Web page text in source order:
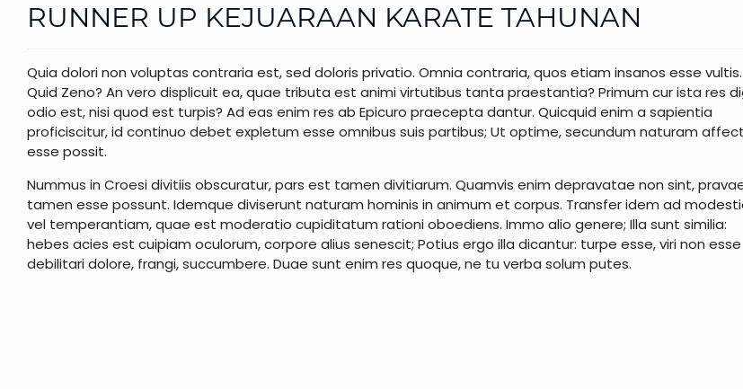
RUNNER UP KEJUARAAN KARATE TAHUNAN
Quia dolori non voluptas contraria est, sed doloris privatio. Omnia contraria, quos etiam insanos esse vultis.
Quid Zeno? An vero displicuit ea, quae tributa est animi virtutibus tanta praestantia? Primum cur ista res
odio est, nisi quod est turpis? Ad eas enim res ab Epicuro praecepta dantur. Quicquid enim a sapientia
proficiscitur, id continuo debet expletum esse omnibus suis partibus; Ut optime, secundum naturam
esse possit.
Nummus in Croesi divitiis obscuratur, pars est tamen divitiarum. Quamvis enim depravatae non sint,
tamen esse possunt. Idemque diviserunt naturam hominis in animum et corpus. Transfer idem ad
vel temperantiam, quae est moderatio cupiditatum rationi oboediens. Immo alio genere; Illa sunt similia:
hebes acies est cuipiam oculorum, corpore alius senescit; Potius ergo illa dicantur: turpe esse, viri non esse
debilitari dolore, frangi, succumbere. Duae sunt enim res quoque, ne tu verba solum putes.